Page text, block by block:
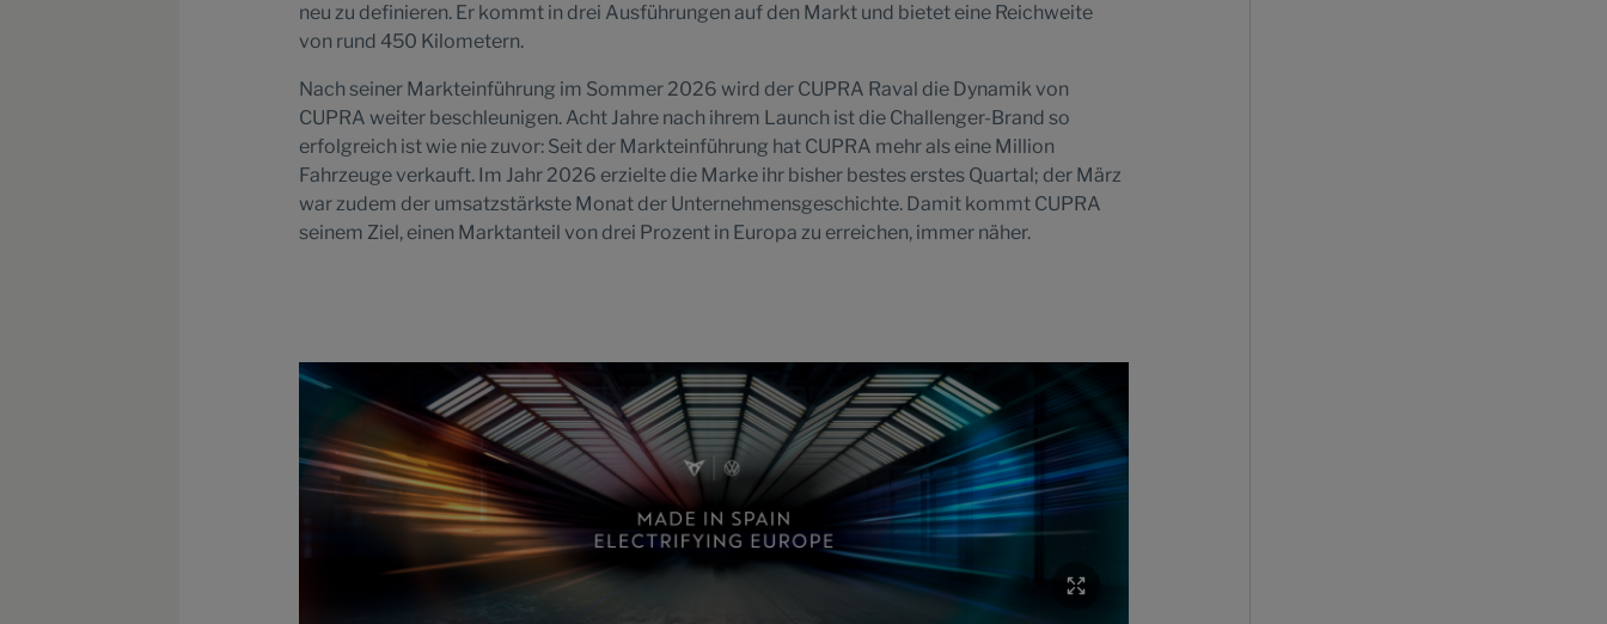
neu zu definieren. Er kommt in drei Ausführungen auf den Markt und bietet eine Reichweite
von rund 450 Kilometern.
Nach seiner Markteinführung im Sommer 2026 wird der CUPRA Raval die Dynamik von
CUPRA weiter beschleunigen. Acht Jahre nach ihrem Launch ist die Challenger-Brand so
erfolgreich ist wie nie zuvor: Seit der Markteinführung hat CUPRA mehr als eine Million
Fahrzeuge verkauft. Im Jahr 2026 erzielte die Marke ihr bisher bestes erstes Quartal; der März
war zudem der umsatzstärkste Monat der Unternehmensgeschichte. Damit kommt CUPRA
seinem Ziel, einen Marktanteil von drei Prozent in Europa zu erreichen, immer näher.